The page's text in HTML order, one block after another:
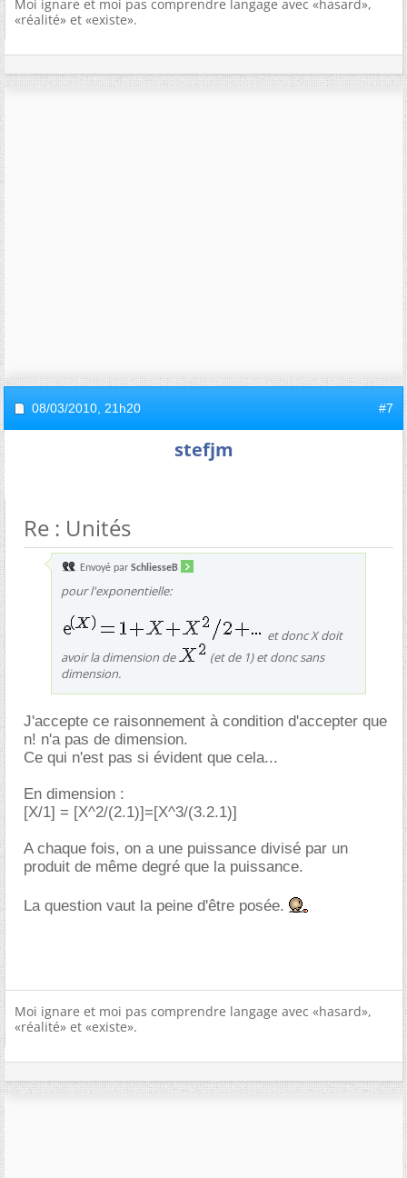
Moi ignare et moi pas comprendre langage avec «hasard»,
«réalité» et «existe».
08/03/2010, 21h20 #7
stefjm
Re : Unités
Envoyé par SchliesseB
pour l'exponentielle:
et donc X doit
avoir la dimension de
(et de 1) et donc sans
dimension.
J'accepte ce raisonnement à condition d'accepter que
n! n'a pas de dimension.
Ce qui n'est pas si évident que cela...
En dimension :
[X/1] = [X^2/(2.1)]=[X^3/(3.2.1)]
A chaque fois, on a une puissance divisé par un
produit de même degré que la puissance.
La question vaut la peine d'être posée.
Moi ignare et moi pas comprendre langage avec «hasard»,
«réalité» et «existe».